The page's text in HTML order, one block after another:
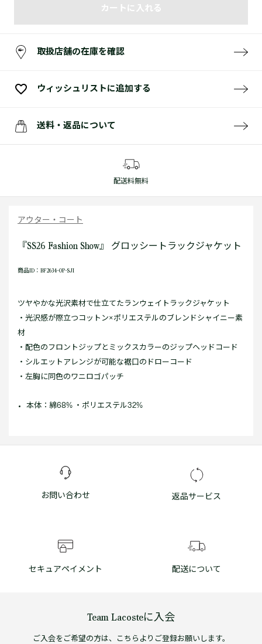
カートに入れる
取扱店舗の在庫を確認
ウィッシュリストに追加する
送料・返品について
配送料無料
アウター・コート
『SS26 Fashion Show』 グロッシートラックジャケット
商品ID：BF2634-OP-SJI
ツヤやかな光沢素材で仕立てたランウェイトラックジャケット
・光沢感が際立つコットン×ポリエステルのブレンドシャイニー素
材
・配色のフロントジップとミックスカラーのジップヘッドコード
・シルエットアレンジが可能な裾口のドローコード
・左胸に同色のワニロゴパッチ
本体：綿68% ・ポリエステル32%
お問い合わせ 返品サービス
セキュアペイメント 配送について
Team Lacosteに入会
ご入会をご希望の方は、こちらよりご登録お願いします。